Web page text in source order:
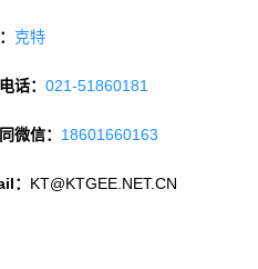
克特
话：021-51860181
微信： 18601660163
： KT@KTGEE.NET.CN